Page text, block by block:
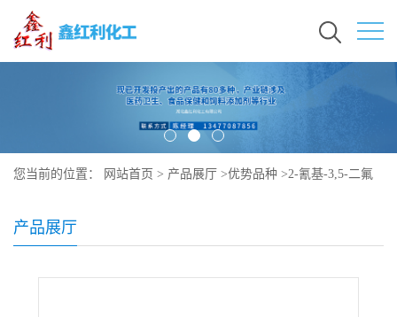
您当前的位置： 网站首页 > 产品展厅 >优势品种 >2-氰基-3,5-二氟
产品展厅